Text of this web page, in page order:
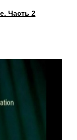
Часть 2